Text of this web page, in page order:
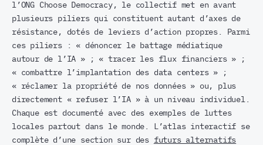
l’ONG Choose Democracy, le collectif met en avant
plusieurs piliers qui constituent autant d’axes de
résistance, dotés de leviers d’action propres. Parmi
ces piliers : « dénoncer le battage médiatique
autour de l’IA » ; « tracer les flux financiers » ;
« combattre l’implantation des data centers » ;
« réclamer la propriété de nos données » ou, plus
directement « refuser l’IA » à un niveau individuel.
Chaque est documenté avec des exemples de luttes
locales partout dans le monde. L’atlas interactif se
complète d’une section sur des futurs alternatifs